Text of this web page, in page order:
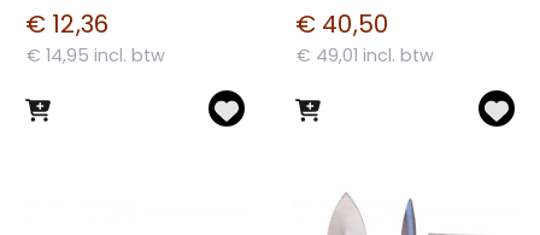
€ 12,36
€ 14,95 incl. btw
€ 40,50
€ 49,01 incl. btw